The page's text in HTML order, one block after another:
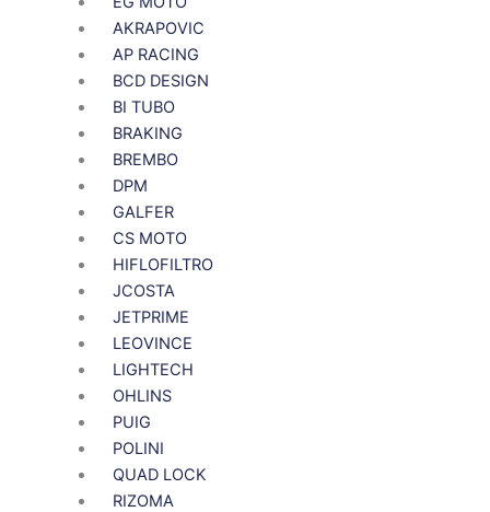
AKRAPOVIC
AP RACING
BCD DESIGN
BI TUBO
BRAKING
BREMBO
DPM
GALFER
CS MOTO
HIFLOFILTRO
JCOSTA
JETPRIME
LEOVINCE
LIGHTECH
OHLINS
PUIG
POLINI
QUAD LOCK
RIZOMA